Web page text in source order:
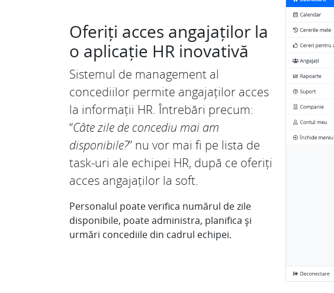
Oferiți acces angajaților la
o aplicație HR inovativă
Sistemul de management al
concediilor permite angajaților acces
la informații HR. Întrebări precum:
“Câte zile de concediu mai am
disponibile?” nu vor mai fi pe lista de
task-uri ale echipei HR, după ce oferiți
acces angajaților la soft.
Personalul poate verifica numărul de zile
disponibile, poate administra, planifica și
urmări concediile din cadrul echipei.